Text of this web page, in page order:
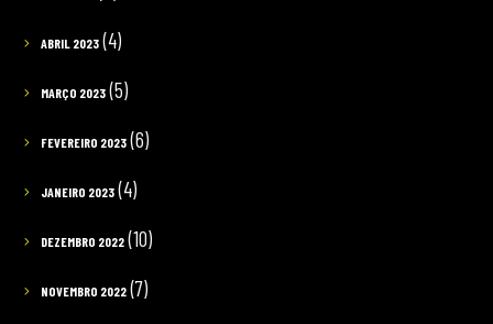
ABRIL 2023(4)
MARÇO 2023(5)
FEVEREIRO 2023(6)
JANEIRO 2023(4)
DEZEMBRO 2022(10)
NOVEMBRO 2022(7)